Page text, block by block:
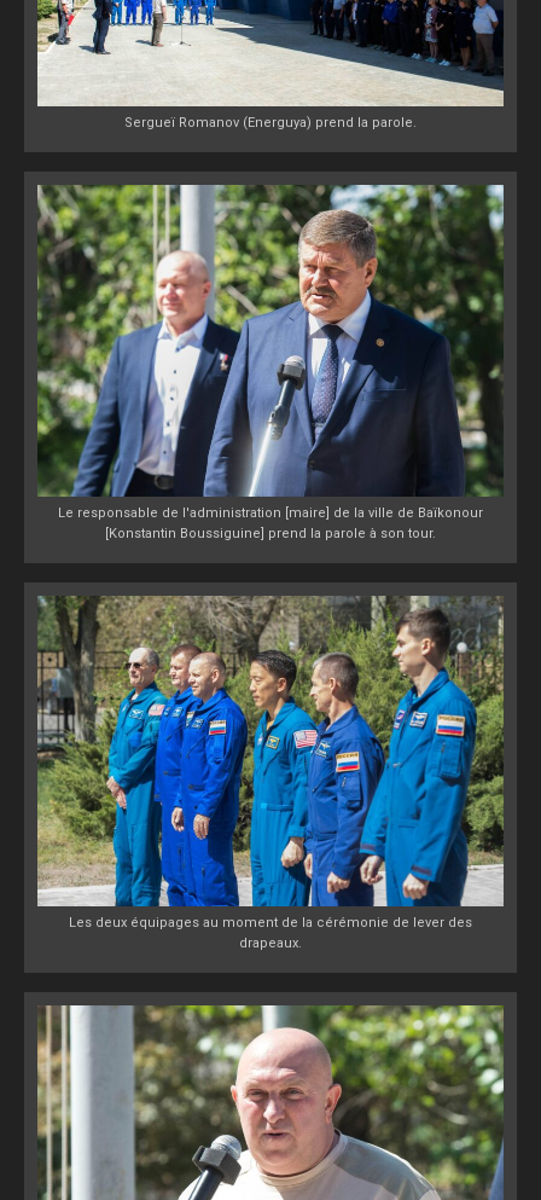
Sergueï Romanov (Energuya) prend la parole.
Le responsable de l'administration [maire] de la ville de Baïkonour
[Konstantin Boussiguine] prend la parole à son tour.
Les deux équipages au moment de la cérémonie de lever des
drapeaux.